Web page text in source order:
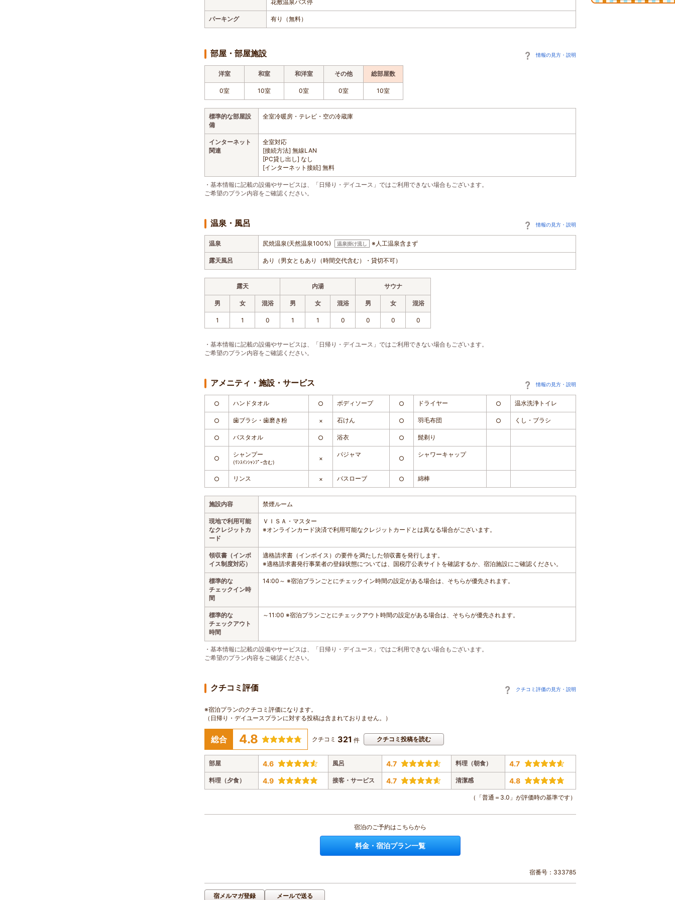
花敷温泉バス停
パーキング 有り（無料）
部屋・部屋施設 情報の見方・説明
洋室 和室 和洋室 その他 総部屋数
0室 10室 0室 0室 10室
標準的な部屋設
備
全室冷暖房・テレビ・空の冷蔵庫
インターネット
関連
全室対応
[接続方法] 無線LAN
[PC貸し出し] なし
[インターネット接続] 無料
・基本情報に記載の設備やサービスは、「日帰り・デイユース」ではご利用できない場合もございます。
ご希望のプラン内容をご確認ください。
温泉・風呂 情報の見方・説明
温泉 尻焼温泉(天然温泉100%) 温泉掛け流し ※人工温泉含まず
露天風呂 あり（男女ともあり（時間交代含む）・貸切不可）
露天 内湯 サウナ
男 女 混浴 男 女 混浴 男 女 混浴
1 1 0 1 1 0 0 0 0
・基本情報に記載の設備やサービスは、「日帰り・デイユース」ではご利用できない場合もございます。
ご希望のプラン内容をご確認ください。
アメニティ・施設・サービス 情報の見方・説明
○ ハンドタオル ○ ボディソープ ○ ドライヤー ○ 温水洗浄トイレ
○ 歯ブラシ・歯磨き粉 × 石けん ○ 羽毛布団 ○ くし・ブラシ
○ バスタオル ○ 浴衣 ○ 髭剃り
○
シャンプー
(ﾘﾝｽｲﾝｼｬﾝﾌﾟｰ含む) ×
パジャマ
○
シャワーキャップ
○ リンス × バスローブ ○ 綿棒
施設内容 禁煙ルーム
現地で利用可能
なクレジットカ
ード
ＶＩＳＡ・マスター
※オンラインカード決済で利用可能なクレジットカードとは異なる場合がございます。
領収書（インボ
イス制度対応）
適格請求書（インボイス）の要件を満たした領収書を発行します。
※適格請求書発行事業者の登録状態については、国税庁公表サイトを確認するか、宿泊施設にご確認ください。
標準的な
チェックイン時
間
14:00～ ※宿泊プランごとにチェックイン時間の設定がある場合は、そちらが優先されます。
標準的な
チェックアウト
時間
～11:00 ※宿泊プランごとにチェックアウト時間の設定がある場合は、そちらが優先されます。
・基本情報に記載の設備やサービスは、「日帰り・デイユース」ではご利用できない場合もございます。
ご希望のプラン内容をご確認ください。
クチコミ評価 クチコミ評価の見方・説明
※宿泊プランのクチコミ評価になります。
（日帰り・デイユースプランに対する投稿は含まれておりません。）
総合 4.8 クチコミ 321 件 クチコミ投稿を読む
部屋 4.6 風呂 4.7 料理（朝食） 4.7
料理（夕食） 4.9 接客・サービス 4.7 清潔感 4.8
（「普通＝3.0」が評価時の基準です）
宿泊のご予約はこちらから
料金・宿泊プラン一覧
宿番号：333785
宿メルマガ登録 メールで送る